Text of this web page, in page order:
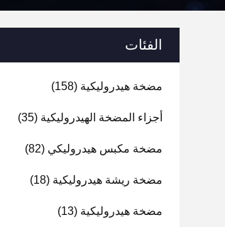
الفئات
مضخة هيدروليكية (158)
أجزاء المضخة الهيدروليكية (35)
مضخة مكبس هيدروليكي (82)
مضخة ريشة هيدروليكية (18)
مضخة هيدروليكية (13)